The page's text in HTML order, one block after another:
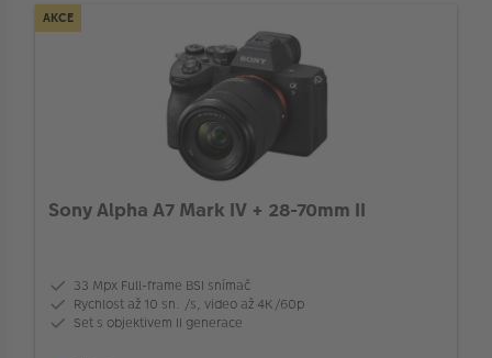
Velikost snímače
Bajonet objektivu
Stabilizace obrazu v objektivu
Barva
AKCE
Sony Alpha A7 Mark IV + 28-70mm II
33 Mpx Full-frame BSI snímač
Rychlost až 10 sn. /s, video až 4K/60p
Set s objektivem II generace